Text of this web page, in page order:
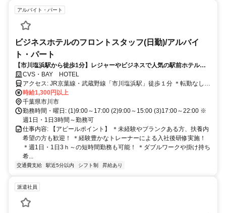
アルバイト・パート
ビジネスホテルのフロントスタッフ(日勤)/アルバイ
ト・パート
【市川塩浜駅から徒歩1分】レジャーやビジネスで人気の駅前ホテルで
勤務！未経験スタートはもちろん、ブランクがある方も大歓迎！
CVS・BAY HOTEL
アクセス: JR京葉線・武蔵野線「市川塩浜駅」徒歩１分 ＊転勤なし
＊U・Iターン歓迎
時給1,300円以上
千葉県市川市
勤務時間・曜日: (1)9:00～17:00 (2)9:00～15:00 (3)17:00～22:00 ※
週1日・1日3時間～勤務可
仕事内容: 【アピールポイント】 ＊未経験やブランクある方、扶養内
希望の方も歓迎！ ＊経験豊かなトレーナーによる入社後研修実施！
＊週1日・1日3ｈ～の短時間勤務も可能！ ＊ダブルワークや掛け持ち
希...
交通費支給 駅近5分以内 シフト制 昇給あり
派遣社員